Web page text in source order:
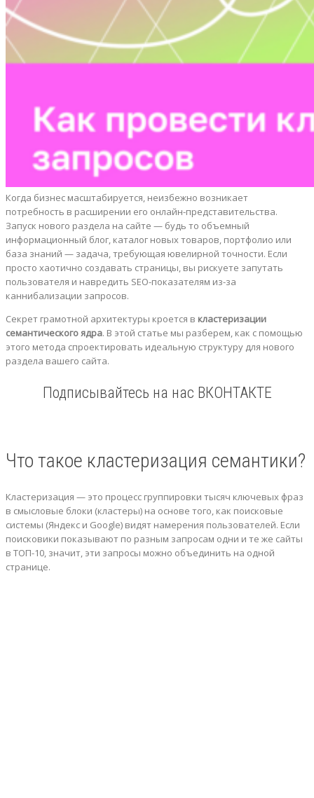
Когда бизнес масштабируется, неизбежно возникает
потребность в расширении его онлайн-представительства.
Запуск нового раздела на сайте — будь то объемный
информационный блог, каталог новых товаров, портфолио или
база знаний — задача, требующая ювелирной точности. Если
просто хаотично создавать страницы, вы рискуете запутать
пользователя и навредить SEO-показателям из-за
каннибализации запросов.
Секрет грамотной архитектуры кроется в кластеризации
семантического ядра. В этой статье мы разберем, как с помощью
этого метода спроектировать идеальную структуру для нового
раздела вашего сайта.
Подписывайтесь на нас ВКОНТАКТЕ
Что такое кластеризация семантики?
Кластеризация — это процесс группировки тысяч ключевых фраз
в смысловые блоки (кластеры) на основе того, как поисковые
системы (Яндекс и Google) видят намерения пользователей. Если
поисковики показывают по разным запросам одни и те же сайты
в ТОП-10, значит, эти запросы можно объединить на одной
странице.